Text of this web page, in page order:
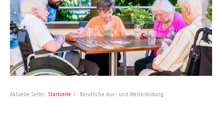
Aktuelle Seite: Startseite Berufliche Aus- und Weiterbildung